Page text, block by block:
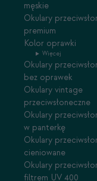
męskie
Okulary
premium
Kolor oprawki
Więcej
Okulary
bez oprawek
Okulary vintage
przeciwsłoneczne
Okulary
w panterkę
Okulary
cieniowane
Okulary
filtrem UV 400